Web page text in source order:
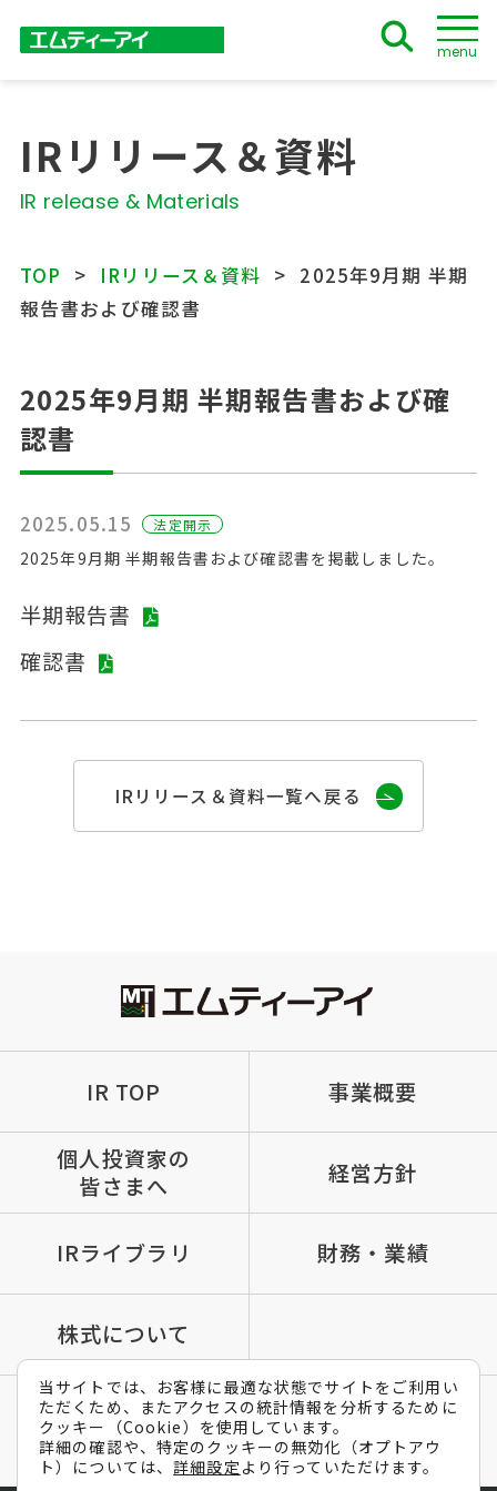
menu
IRリリース＆資料
IR release & Materials
TOP IRリリース＆資料
2025年9月期 半期
報告書および確認書
2025年9月期 半期報告書および確
認書
2025.05.15 法定開⽰
2025年9月期 半期報告書および確認書を掲載しました。
半期報告書
確認書
IRリリース＆資料一覧へ戻る
IR TOP 事業概要
個人投資家の
皆さまへ
経営方針
IRライブラリ 財務・業績
株式について
IRポリシー 免責条項
よくあるご質問
メールマガジン
当サイトでは、お客様に最適な状態でサイトをご利用い
ただくため、またアクセスの統計情報を分析するために
クッキー（Cookie）を使用しています。
詳細の確認や、特定のクッキーの無効化（オプトアウ
ト）については、詳細設定 より行っていただけます。